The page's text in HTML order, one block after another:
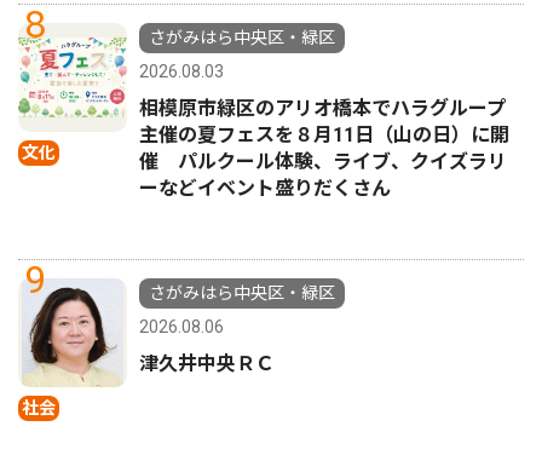
8
文化
さがみはら中央区・緑区
2026.08.03
相模原市緑区のアリオ橋本でハラグループ
主催の夏フェスを８月11日（山の日）に開
催 パルクール体験、ライブ、クイズラリ
ーなどイベント盛りだくさん
9
社会
さがみはら中央区・緑区
2026.08.06
津久井中央ＲＣ